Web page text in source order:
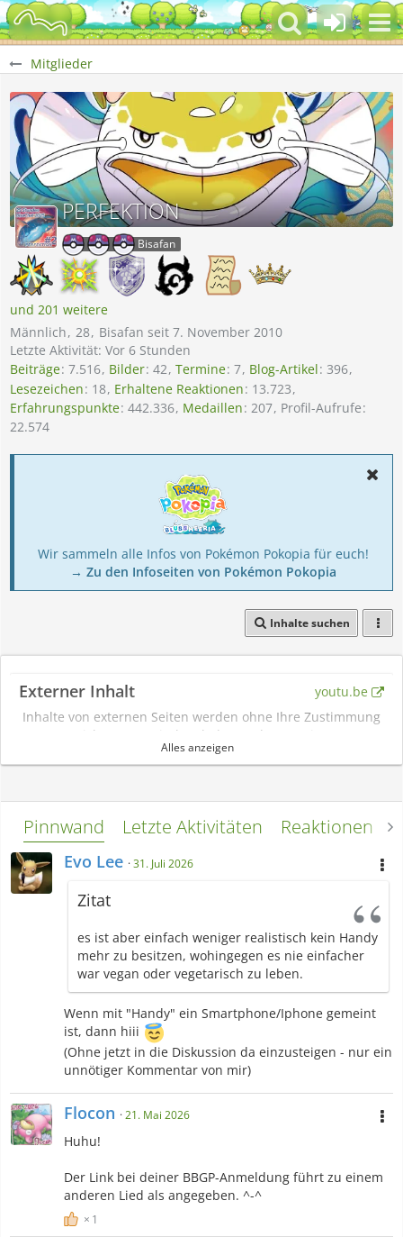
Mitglieder
PERFEKTION
Bisafan
und 201 weitere
Männlich 28 Bisafan seit 7. November 2010
Letzte Aktivität: Vor 6 Stunden
Beiträge 7.516 Bilder 42 Termine 7 Blog-Artikel 396
Lesezeichen 18 Erhaltene Reaktionen 13.723
Erfahrungspunkte 442.336 Medaillen 207 Profil-Aufrufe
22.574
Wir sammeln alle Infos von Pokémon Pokopia für euch!
→ Zu den Infoseiten von Pokémon Pokopia
Inhalte suchen
Externer Inhalt
youtu.be
Inhalte von externen Seiten werden ohne Ihre Zustimmung
nicht automatisch geladen und angezeigt.
Alle externen Inhalte anzeigen
Durch die Aktivierung der externen Inhalte erklären Sie sich damit
übermittelt werden. Mehr Informationen dazu haben wir in unserer
Datenschutzerklärung zur Verfügung gestellt.
[21:17]Montag, 18. Mai 2026 21:17Jacqueline: Bist schon mein
Meine Wichtigen Beiträge/Threads:
Welche Games besitzt ihr?
Welche Konsolen besitzt du?
Eure Manga- und Anime-Sammlung
Perfektionale Mischen [Spriting, Mapping, Fanart, Fanfiction,
Geschichten eines Charspammers
Alles anzeigen
Pinnwand Letzte Aktivitäten Reaktionen
Evo Lee 31. Juli 2026
Zitat
es ist aber einfach weniger realistisch kein Handy
mehr zu besitzen, wohingegen es nie einfacher
war vegan oder vegetarisch zu leben.
Wenn mit "Handy" ein Smartphone/Iphone gemeint
ist, dann hiii
(Ohne jetzt in die Diskussion da einzusteigen - nur ein
unnötiger Kommentar von mir)
Flocon 21. Mai 2026
Huhu!
Der Link bei deiner BBGP-Anmeldung führt zu einem
anderen Lied als angegeben. ^-^
1